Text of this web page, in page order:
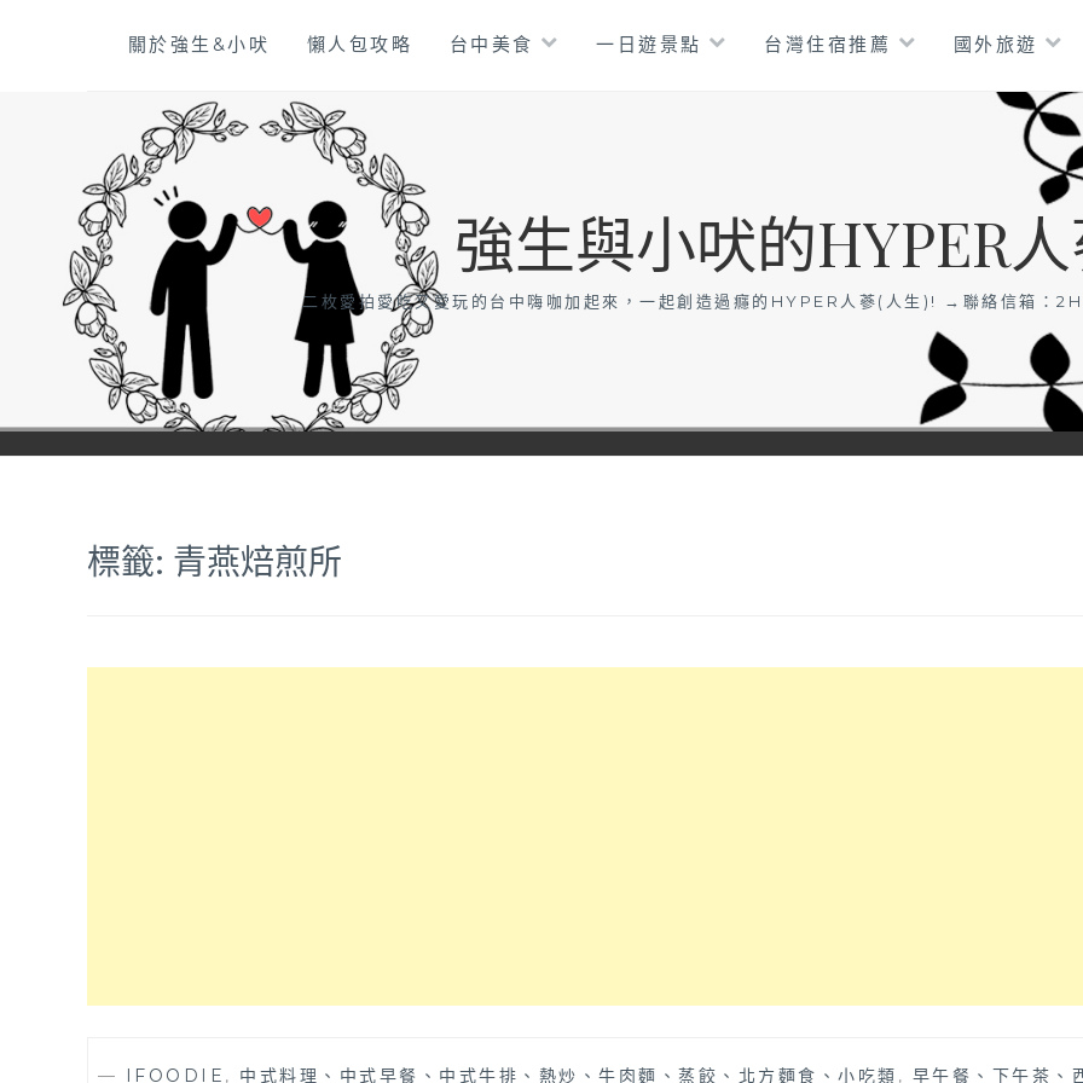
關於強生&小吠 懶人包攻略 台中美食 一日遊景點 台灣住宿推薦 國外旅遊
強生與小吠的HYPER
二枚愛拍愛吃又愛玩的台中嗨咖加起來，一起創造過癮的HYPER人蔘(人生)! →聯絡信箱：
標籤: 青燕焙煎所
— IFOODIE , 中式料理、中式早餐、中式牛排、熱炒、牛肉麵、蒸餃、北方麵食、小吃類 , 早午餐、下午茶、